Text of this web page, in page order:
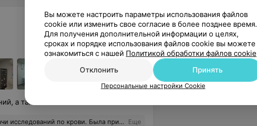
а также УЗИ
методом. Кровь взяли безболезненно и очень быстро. Очень хорошее и тёплое впечатление, осталось после посещения этой лаборатории. Благодарю. Еще
Вы можете настроить параметры использования файлов
cookie или изменить свое согласие в более позднее время.
Для получения дополнительной информации о целях,
сроках и порядке использования файлов cookie вы можете
ознакомиться с нашей Политикой обработки файлов cookie
Отклонить
Принять
Персональные настройки Cookie